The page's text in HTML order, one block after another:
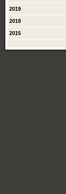
2019
2018
2015